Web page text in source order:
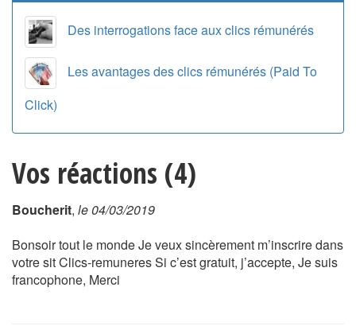
Des interrogations face aux clics rémunérés
Les avantages des clics rémunérés (Paid To
Click)
Vos réactions (4)
Boucherit, le 04/03/2019
Bonsoir tout le monde Je veux sincèrement m’inscrire dans
votre sit Clics-remuneres Si c’est gratuit, j’accepte, Je suis
francophone, Merci